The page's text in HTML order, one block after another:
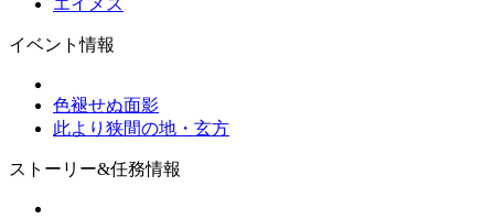
エイメス
イベント情報
色褪せぬ面影
此より狭間の地・玄方
ストーリー&任務情報